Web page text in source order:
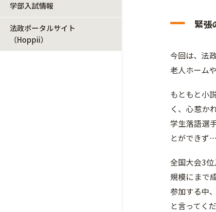
学部入試情報
法政ポータルサイト
（Hoppii）
緊張
今回は、法
老人ホーム
もともと小
く、心惹か
学生落語選
とができず
全国大会3
規模にまで
参加する中
と言ってく